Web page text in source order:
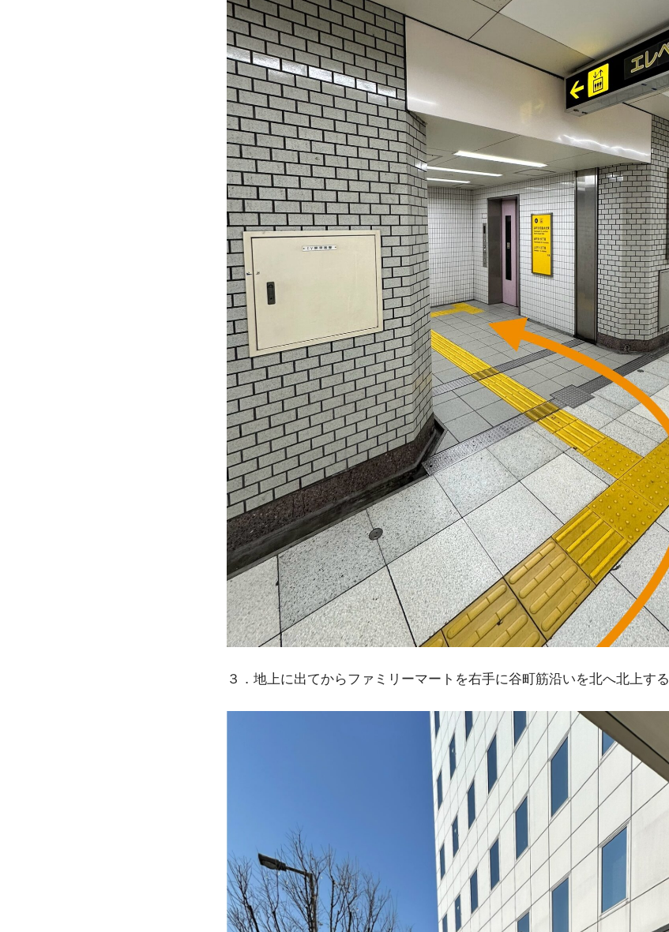
３．地上に出てからファミリーマートを右手に谷町筋沿いを北へ北上する